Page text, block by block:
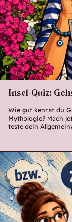
Insel-Quiz:
Wie gut kennst du
Mythologie? Mach
teste dein